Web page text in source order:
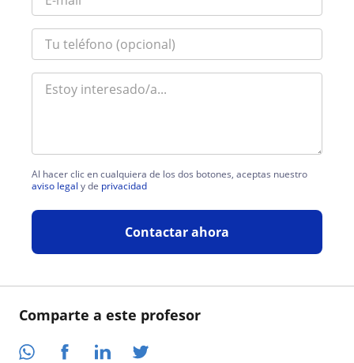
Comparte a este profesor
Al hacer clic en cualquiera de los dos botones, aceptas nuestro
aviso legal y de privacidad
Contactar ahora